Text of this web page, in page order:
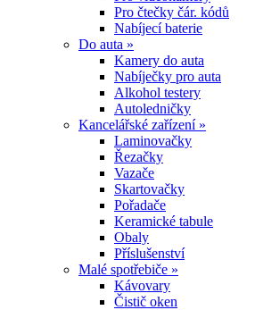
Pro čtečky čár. kódů
Nabíjecí baterie
Do auta »
Kamery do auta
Nabíječky pro auta
Alkohol testery
Autoledničky
Kancelářské zařízení »
Laminovačky
Řezačky
Vazače
Skartovačky
Pořadače
Keramické tabule
Obaly
Příslušenství
Malé spotřebiče »
Kávovary
Čistič oken